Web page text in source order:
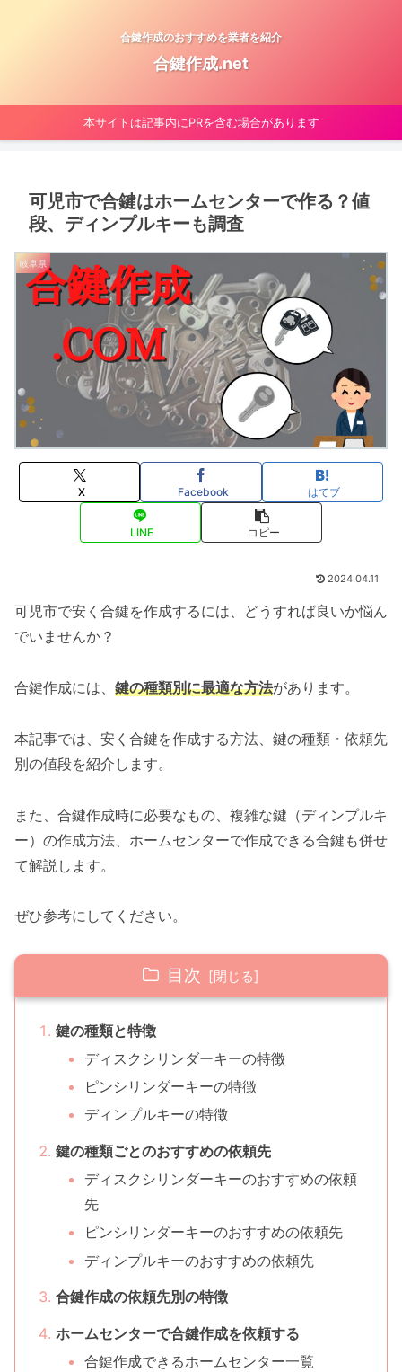
合鍵作成のおすすめを業者を紹介
合鍵作成.net
本サイトは記事内にPRを含む場合があります
可児市で合鍵はホームセンターで作る？値
段、ディンプルキーも調査
岐阜県
X Facebook はてブ
LINE コピー
2024.04.11
可児市で安く合鍵を作成するには、どうすれば良いか悩ん
でいませんか？
合鍵作成には、 鍵の種類別に最適な方法があります。
本記事では、安く合鍵を作成する方法、鍵の種類・依頼先
別の値段を紹介します。
また、合鍵作成時に必要なもの、複雑な鍵（ディンプルキ
ー）の作成方法、ホームセンターで作成できる合鍵も併せ
て解説します。
ぜひ参考にしてください。
目次
鍵の種類と特徴
ディスクシリンダーキーの特徴
ピンシリンダーキーの特徴
ディンプルキーの特徴
鍵の種類ごとのおすすめの依頼先
ディスクシリンダーキーのおすすめの依頼
先
ピンシリンダーキーのおすすめの依頼先
ディンプルキーのおすすめの依頼先
合鍵作成の依頼先別の特徴
ホームセンターで合鍵作成を依頼する
合鍵作成できるホームセンター一覧